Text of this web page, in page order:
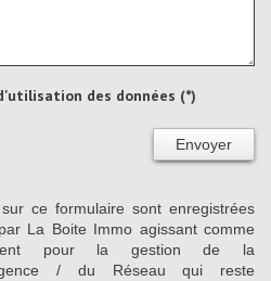
des données (*)
Envoyer
ce formulaire sont enregistrées
La Boite Immo agissant comme
pour la gestion de la
/ du Réseau qui reste